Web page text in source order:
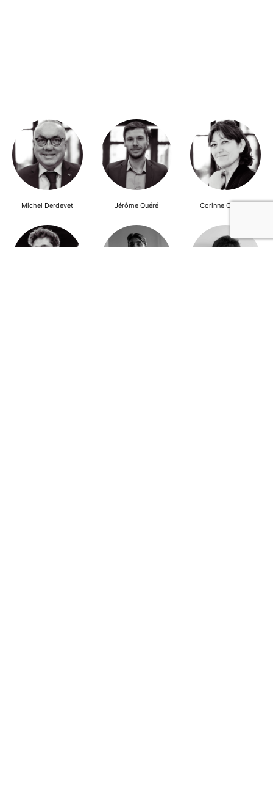
Michel Derdevet Jérôme Quéré Corinne Cherqui